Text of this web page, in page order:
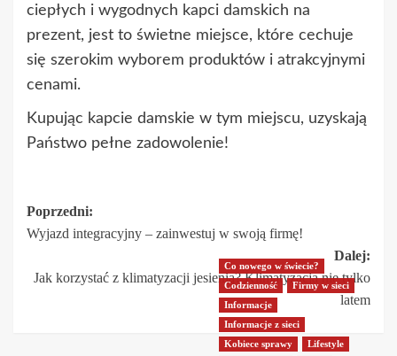
ciepłych i wygodnych kapci damskich na
prezent, jest to świetne miejsce, które cechuje
się szerokim wyborem produktów i atrakcyjnymi
cenami.
Kupując kapcie damskie w tym miejscu, uzyskają
Państwo pełne zadowolenie!
Zobacz
wpisy
Poprzedni:
Wyjazd integracyjny – zainwestuj w swoją firmę!
Dalej:
Jak korzystać z klimatyzacji jesienią? Klimatyzacja nie tylko
latem
Co nowego w świecie?
Codzienność
Firmy w sieci
Informacje
Informacje z sieci
Kobiece sprawy
Lifestyle